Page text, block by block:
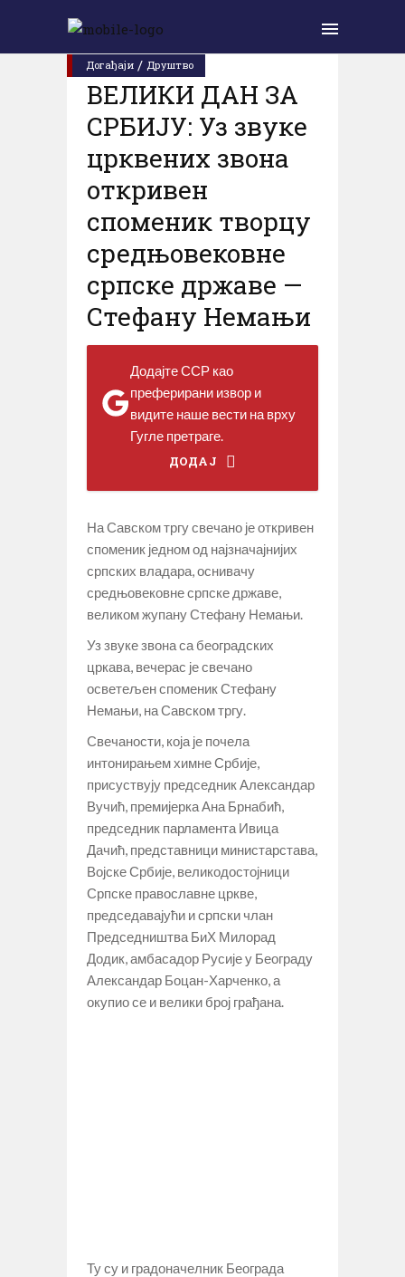
Догађаји / Друштво
Четвртак, 28. јануар 2021.
ВЕЛИКИ ДАН ЗА
СРБИЈУ: Уз звуке
црквених звона
откривен
споменик творцу
средњовековне
српске државе —
Стефану Немањи
Додајте ССР као
преферирани извор и
видите наше вести на врху
Гугле претраге.
ДОДАЈ
На Савском тргу свечано је откривен
споменик једном од најзначајнијих
српских владара, оснивачу
средњовековне српске државе,
великом жупану Стефану Немањи.
Уз звуке звона са београдских
цркава, вечерас је свечано
осветељен споменик Стефану
Немањи, на Савском тргу.
Свечаности, која је почела
интонирањем химне Србије,
присуствују председник Александар
Вучић, премијерка Ана Брнабић,
председник парламента Ивица
Дачић, представници министарстава,
Војске Србије, великодостојници
Српске православне цркве,
председавајући и српски члан
Председништва БиХ Милорад
Додик, амбасадор Русије у Београду
Александар Боцан-Харченко, а
окупио се и велики број грађана.
Ту су и градоначелник Београда